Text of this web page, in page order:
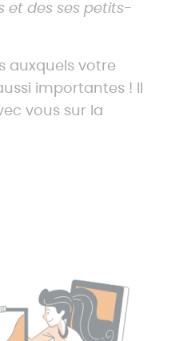
et des ses petits-
auxquels votre
importantes ! Il
vous sur la